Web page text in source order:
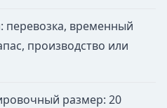
перевозка, временный
производство или
размер: 20